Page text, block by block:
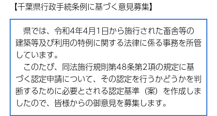
【千葉県行政手続条例に基づく意見募集】
県では、令和4年4月1日から施行された畜舎等の
建築等及び利用の特例に関する法律に係る事務を所管
しています。
このたび、同法施行規則第48条第2項の規定に基
づく認定申請について、その認定を行うかどうかを判
断するために必要とされる認定基準（案）を作成しま
したので、皆様からの御意見を募集します。